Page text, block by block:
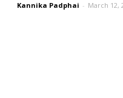
Kannika Padphai - March 12,